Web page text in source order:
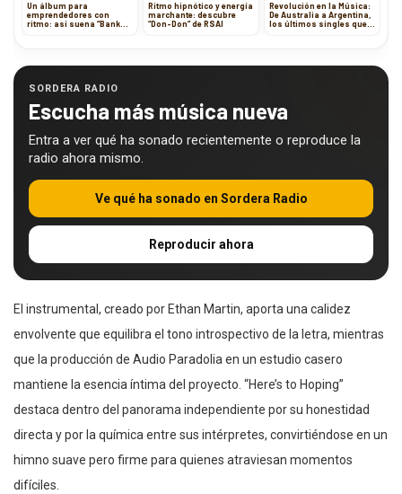
Un álbum para
emprendedores con
ritmo: así suena “Bank
Ritmo hipnótico y energía
marchante: descubre
“Don-Don” de RSAI
Revolución en la Música:
De Australia a Argentina,
los últimos singles que
SORDERA RADIO
Escucha más música nueva
Entra a ver qué ha sonado recientemente o reproduce la
radio ahora mismo.
Ve qué ha sonado en Sordera Radio
Reproducir ahora
El instrumental, creado por Ethan Martin, aporta una calidez
envolvente que equilibra el tono introspectivo de la letra, mientras
que la producción de Audio Paradolia en un estudio casero
mantiene la esencia íntima del proyecto. “Here’s to Hoping”
destaca dentro del panorama independiente por su honestidad
directa y por la química entre sus intérpretes, convirtiéndose en un
himno suave pero firme para quienes atraviesan momentos
difíciles.